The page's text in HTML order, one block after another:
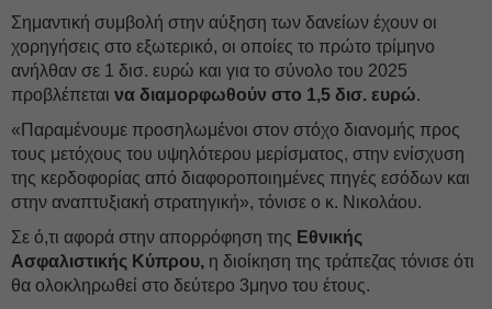
Σημαντική συμβολή στην αύξηση των δανείων έχουν οι
χορηγήσεις στο εξωτερικό, οι οποίες το πρώτο τρίμηνο
ανήλθαν σε 1 δισ. ευρώ και για το σύνολο του 2025
προβλέπεται να διαμορφωθούν στο 1,5 δισ. ευρώ.
«Παραμένουμε προσηλωμένοι στον στόχο διανομής προς
τους μετόχους του υψηλότερου μερίσματος, στην ενίσχυση
της κερδοφορίας από διαφοροποιημένες πηγές εσόδων και
στην αναπτυξιακή στρατηγική», τόνισε ο κ. Νικολάου.
Σε ό,τι αφορά στην απορρόφηση της Εθνικής
Ασφαλιστικής Κύπρου, η διοίκηση της τράπεζας τόνισε ότι
θα ολοκληρωθεί στο δεύτερο 3μηνο του έτους.